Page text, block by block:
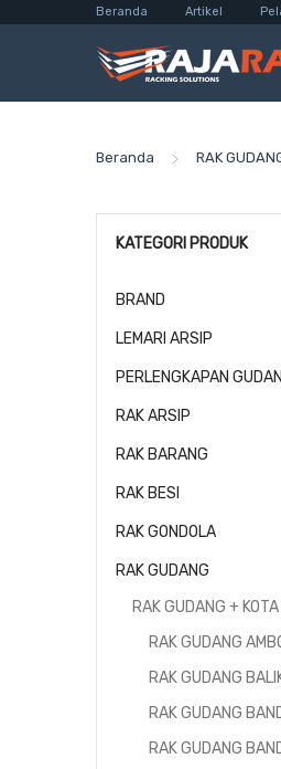
Beranda Artikel
Beranda RAK
KATEGORI PRODUK
BRAND
LEMARI ARSIP
PERLENGKAPAN
RAK ARSIP
RAK BARANG
RAK BESI
RAK GONDOLA
RAK GUDANG
RAK GUDANG + KOTA
RAK GUDANG
RAK GUDANG
RAK GUDANG
RAK GUDANG